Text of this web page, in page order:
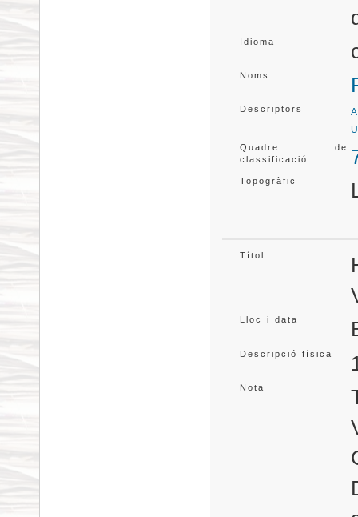
Idioma
Noms
Descriptors
Quadre de
classificació
Topogràfic
Títol
Lloc i data
Descripció física
Nota